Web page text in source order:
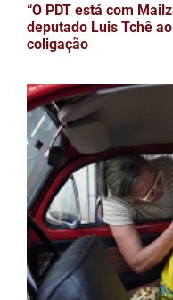
“O PDT está com
deputado Luis Tchê
coligação